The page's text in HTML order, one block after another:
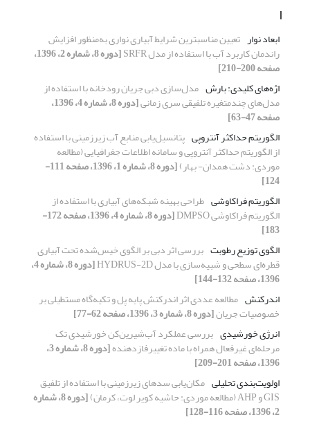
ا
ابعاد نوار تعیین مناسبترین شرایط آبیاری نواری به‌منظور افزایش
راندمان کاربرد آب با استفاده از مدل SRFR [دوره 8، شماره 2، 1396،
صفحه 200-210]
اژه‌های کلیدی: بارش مدل‌سازی دبی جریان رودخانه با استفاده از
مدل‌های چندمتغیره تلفیقی سری زمانی [دوره 8، شماره 4، 1396،
صفحه 47-63]
الگوریتم حداکثر آنتروپی پتانسیل‌یابی منابع آب زیرزمینی با استفاده
از الگوریتم حداکثر آنتروپی و سامانه اطلاعات جغرافیایی (مطالعه
موردی: دشت همدان- بهار) [دوره 8، شماره 1، 1396، صفحه 111-
124]
الگوریتم فراکاوشی طراحی بهینه شبکه‌های آبیاری با استفاده از
الگوریتم فراکاوشی DMPSO [دوره 8، شماره 4، 1396، صفحه 172-
183]
الگوی توزیع رطوبت بررسی اثر دبی بر الگوی خیس‌شده تحت آبیاری
قطره‌ای سطحی و شبیه‌سازی با مدل HYDRUS-2D [دوره 8، شماره 4،
1396، صفحه 132-144]
اندرکنش مطالعه عددی اثر اندرکنش پایه پل و تکیه‌گاه مستطیلی بر
خصوصیات جریان[دوره 8، شماره 3، 1396، صفحه 62-77]
انرژی خورشیدی بررسی عملکرد آب‌شیرین‌کن خورشیدی تک
مرحله‌ای غیرفعال همراه با ماده تغییرفازدهنده [دوره 8، شماره 3،
1396، صفحه 201-209]
اولویت‌بندی تحلیلی مکان‌یابی سدهای زیرزمینی با استفاده از تلفیق
GIS و AHP (مطالعه موردی: حاشیه کویر لوت، کرمان) [دوره 8، شماره
2، 1396، صفحه 116-128]